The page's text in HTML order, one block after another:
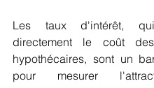
Les taux d'intérêt,
directement le coût
hypothécaires, sont un
pour mesurer